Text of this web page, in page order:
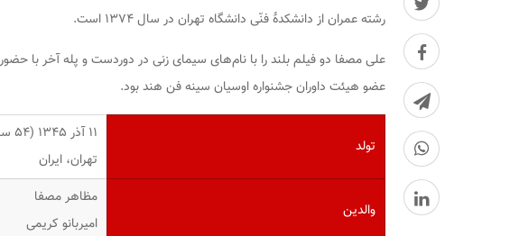
رشته عمران از دانشکدهٔ فنّی دانشگاه تهران در سال ۱۳۷۴ است.
عضو هیئت داوران جشنواره اوسیان سینه فن هند بود.
تولد
۱۱ آذر ۱۳۴۵ ‏(۵۴ سال)
تهران، ایران
والدین
مظاهر مصفا
امیربانو کریمی